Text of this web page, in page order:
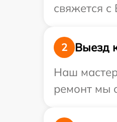
свяжется
2
Выезд
Наш
ремонт мы